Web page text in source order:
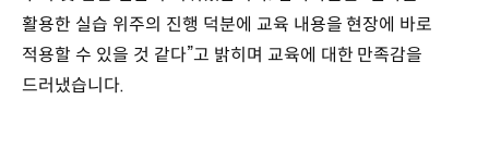
활용한 실습 위주의 진행 덕분에 교육 내용을 현장에 바로
적용할 수 있을 것 같다”고 밝히며 교육에 대한 만족감을
드러냈습니다.